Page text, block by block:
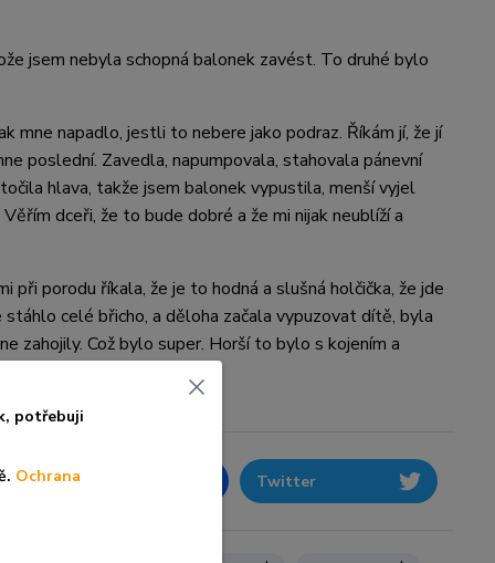
jsem nebyla schopná balonek zavést. To druhé bylo
napadlo, jestli to nebere jako podraz. Říkám jí, že jí
poslední. Zavedla, napumpovala, stahovala pánevní
hlava, takže jsem balonek vypustila, menší vyjel
dceři, že to bude dobré a že mi nijak neublíží a
při porodu říkala, že je to hodná a slušná holčička, že jde
celé břicho, a děloha začala vypuzovat dítě, byla
zahojily. Což bylo super. Horší to bylo s kojením a
Facebook Twitter
potřebuji
Ochrana